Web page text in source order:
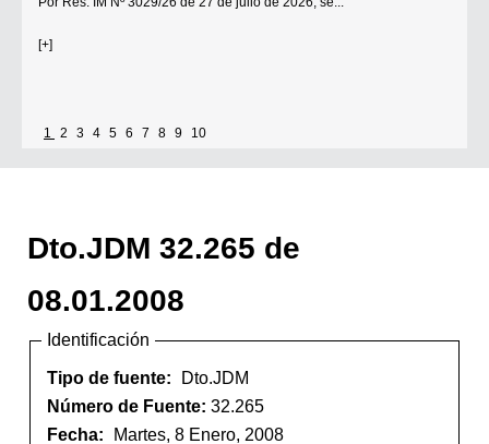
[+]
1 2 3 4 5 6 7 8 9 10
Dto.JDM 32.265 de
08.01.2008
Identificación
Tipo de fuente:
Dto.JDM
Número de Fuente: 32.265
Fecha:
Martes, 8 Enero, 2008